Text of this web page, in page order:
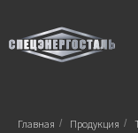
Главная / Продукция /